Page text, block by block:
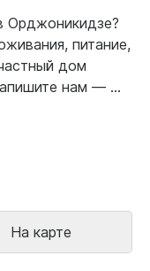
Орджоникидзе?
питание,
дом
нам — ...
На карте